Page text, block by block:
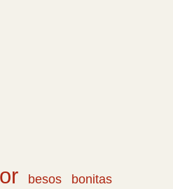
besos
bonitas